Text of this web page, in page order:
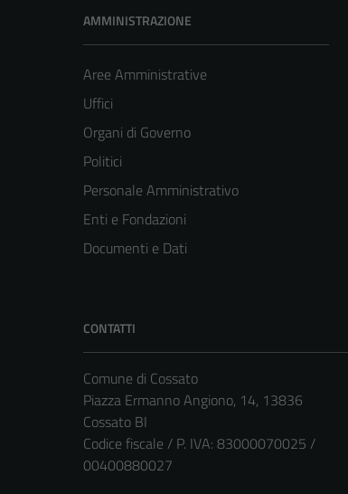
AMMINISTRAZIONE
Aree Amministrative
Uffici
Organi di Governo
Politici
Personale Amministrativo
Enti e Fondazioni
Documenti e Dati
CONTATTI
Comune di Cossato
Piazza Ermanno Angiono, 14, 13836
Cossato BI
Codice fiscale / P. IVA: 83000070025 /
00400880027